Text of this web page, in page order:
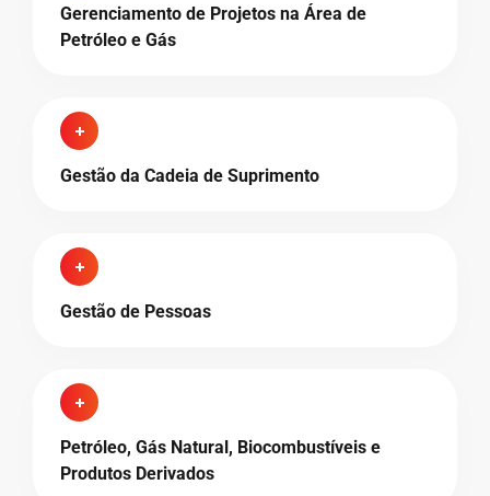
Gerenciamento de Projetos na Área de
Petróleo e Gás
Gestão da Cadeia de Suprimento
Gestão de Pessoas
Petróleo, Gás Natural, Biocombustíveis e
Produtos Derivados